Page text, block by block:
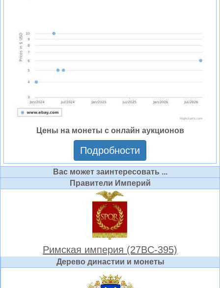
Цены на монеты с онлайн аукционов
Подробности
Вас может заинтересовать ...
Правители Империй
Римская империя (27BC-395)
Дерево династии и монеты